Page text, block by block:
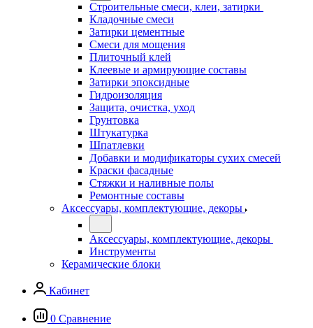
Строительные смеси, клеи, затирки
Кладочные смеси
Затирки цементные
Смеси для мощения
Плиточный клей
Клеевые и армирующие составы
Затирки эпоксидные
Гидроизоляция
Защита, очистка, уход
Грунтовка
Штукатурка
Шпатлевки
Добавки и модификаторы сухих смесей
Краски фасадные
Стяжки и наливные полы
Ремонтные составы
Аксессуары, комплектующие, декоры
Аксессуары, комплектующие, декоры
Инструменты
Керамические блоки
Кабинет
0 Сравнение